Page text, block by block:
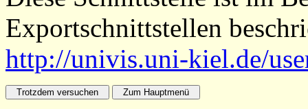
Exportschnittstellen
http://univis.uni-kiel.de/